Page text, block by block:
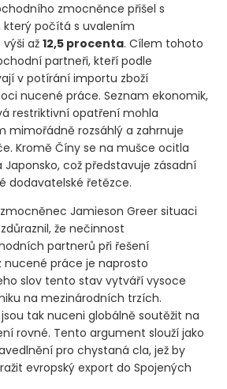
zmocněnce přišel s
počítá s uvalením
až 12,5 procenta. Cílem tohoto
partneři, kteří podle
v potírání importu zboží
nucené práce. Seznam ekonomik,
restriktivní opatření mohla
mimořádně rozsáhlý a zahrnuje
Kromě Číny se na mušce ocitla
Japonsko, což představuje zásadní
dodavatelské řetězce.
Jamieson Greer situaci
že nečinnost
partnerů při řešení
nucené práce je naprosto
slov tento stav vytváří vysoce
na mezinárodních trzích.
tak nuceni globálně soutěžit na
rovné. Tento argument slouží jako
pro chystaná cla, jež by
evropský export do Spojených